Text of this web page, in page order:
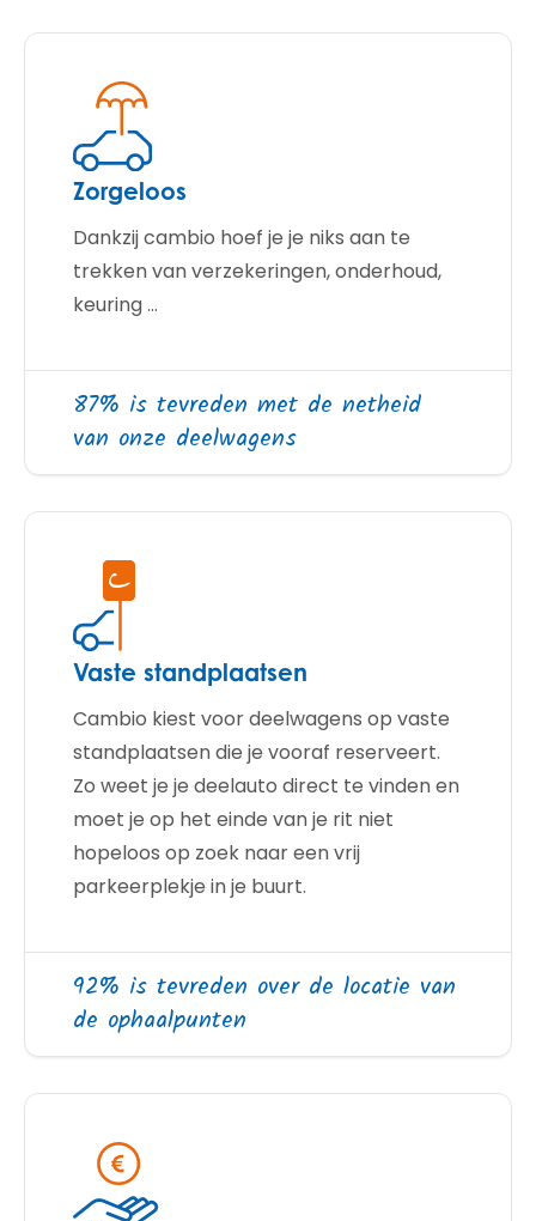
Zorgeloos
Dankzij cambio hoef je je niks aan te
trekken van verzekeringen, onderhoud,
keuring ...
87% is tevreden met de netheid
van onze deelwagens
Vaste standplaatsen
Cambio kiest voor deelwagens op vaste
standplaatsen die je vooraf reserveert.
Zo weet je je deelauto direct te vinden en
moet je op het einde van je rit niet
hopeloos op zoek naar een vrij
parkeerplekje in je buurt.
92% is tevreden over de locatie van
de ophaalpunten